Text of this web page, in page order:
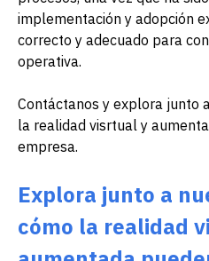
implementación y adopción
correcto y adecuado para
operativa.
Contáctanos y explora junto
la realidad visrtual y
empresa.
Explora junto a
cómo la realidad